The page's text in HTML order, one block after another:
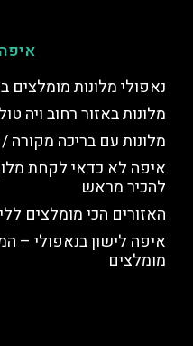
נאפולי מלונות מומלצים
מלונות באזור רחוב ויה
מלונות עם בריכה מקורה
איפה לא כדאי לקחת
להכיר מראש
האזורים הכי מומלצים
איפה לישון בנאפולי –
מומלצים